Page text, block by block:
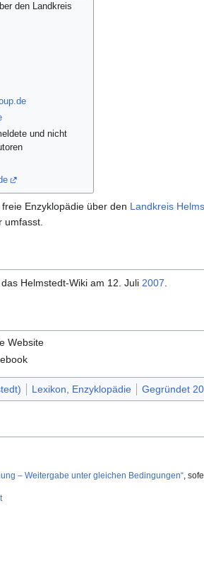
den Landkreis
und nicht
freie Enzyklopädie über den Landkreis
umfasst.
Helmstedt-Wiki am 12. Juli 2007
Website
Lexikon, Enzyklopädie Gegründet
– Weitergabe unter gleichen Bedingungen“,